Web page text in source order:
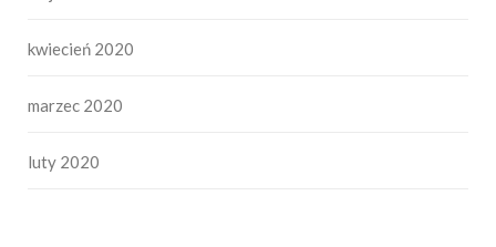
kwiecień 2020
marzec 2020
luty 2020